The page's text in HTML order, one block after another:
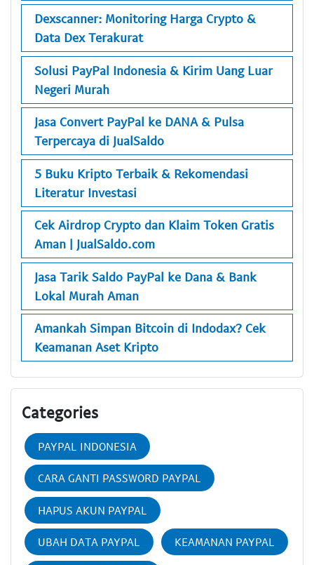
Dexscanner: Monitoring Harga Crypto &
Data Dex Terakurat
Solusi PayPal Indonesia & Kirim Uang Luar
Negeri Murah
Jasa Convert PayPal ke DANA & Pulsa
Terpercaya di JualSaldo
5 Buku Kripto Terbaik & Rekomendasi
Literatur Investasi
Cek Airdrop Crypto dan Klaim Token Gratis
Aman | JualSaldo.com
Jasa Tarik Saldo PayPal ke Dana & Bank
Lokal Murah Aman
Amankah Simpan Bitcoin di Indodax? Cek
Keamanan Aset Kripto
Categories
PAYPAL INDONESIA
CARA GANTI PASSWORD PAYPAL
HAPUS AKUN PAYPAL
UBAH DATA PAYPAL KEAMANAN PAYPAL